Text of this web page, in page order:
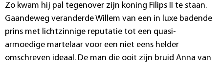
Zo kwam hij pal tegenover zijn koning Filips II te staan.
Gaandeweg veranderde Willem van een in luxe badende
prins met lichtzinnige reputatie tot een quasi-
armoedige martelaar voor een niet eens helder
omschreven ideaal. De man die ooit zijn bruid Anna van